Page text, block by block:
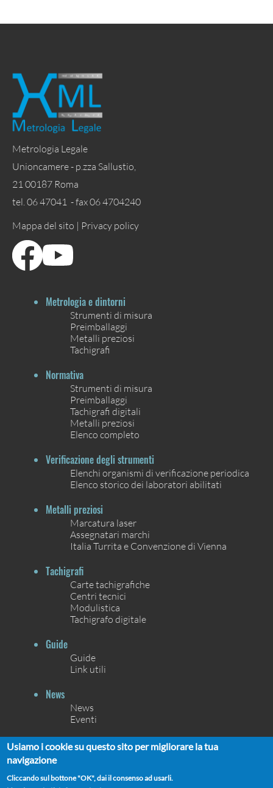
Metrologia Legale
Unioncamere - p.zza Sallustio,
21 00187 Roma
tel. 06 47041 - fax 06 4704240
Mappa del sito | Privacy policy
Metrologia e dintorni
Strumenti di misura
Preimballaggi
Metalli preziosi
Tachigrafi
Normativa
Strumenti di misura
Preimballaggi
Tachigrafi digitali
Metalli preziosi
Elenco completo
Verificazione degli strumenti
Elenchi organismi di verificazione periodica
Elenco storico dei laboratori abilitati
Metalli preziosi
Marcatura laser
Assegnatari marchi
Italia Turrita e Convenzione di Vienna
Tachigrafi
Carte tachigrafiche
Centri tecnici
Modulistica
Tachigrafo digitale
Guide
Guide
Link utili
News
News
Eventi
Contatti
Usiamo i cookie su questo sito per migliorare la tua
navigazione
Cliccando sul bottone "OK", dai il consenso ad usarli.